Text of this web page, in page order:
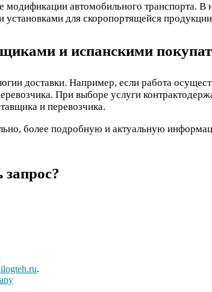
модификации автомобильного транспорта.
для скоропортящейся
и испанскими
доставки. Например, если работа
При выборе услуги
и перевозчика.
более подробную и актуальную
.